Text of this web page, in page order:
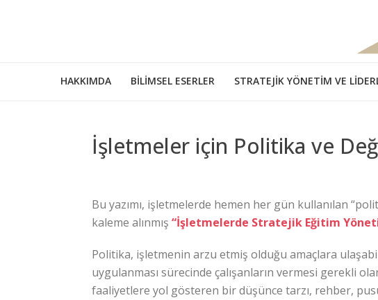
HAKKIMDA BILIMSEL ESERLER STRATEJIK YÖNETIM VE
İşletmeler için Politika ve
Bu yazımı, işletmelerde hemen her gün kullanılan
kaleme alınmış “İşletmelerde Stratejik Eğitim
Politika, işletmenin arzu etmiş olduğu amaçlara
uygulanması sürecinde çalışanların vermesi gerekli
faaliyetlere yol gösteren bir düşünce tarzı, rehber,